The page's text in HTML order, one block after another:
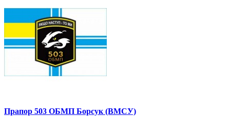
Прапор 503 ОБМП Борсук (ВМСУ)